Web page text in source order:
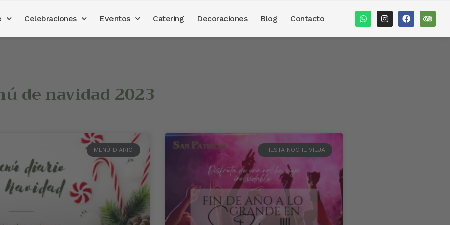
Celebraciones Eventos Catering Decoraciones Blog Contacto
de navidad 2023
MENÚ DIARIO FIESTA NOCHE VIEJA